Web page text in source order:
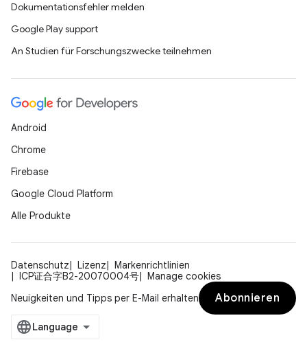
Dokumentationsfehler melden
Google Play support
An Studien für Forschungszwecke teilnehmen
Android
Chrome
Firebase
Google Cloud Platform
Alle Produkte
Datenschutz Lizenz
Markenrichtlinien
ICP证合字B2-20070004号
Manage cookies
Neuigkeiten und Tipps per E-Mail erhalten
Abonnieren